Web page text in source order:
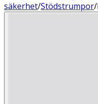
säkerhet/Stödstrumpor/